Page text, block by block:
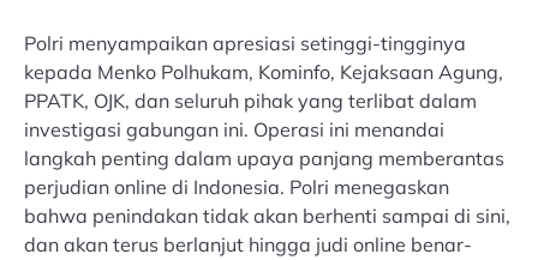
Polri menyampaikan apresiasi setinggi-tingginya
kepada Menko Polhukam, Kominfo, Kejaksaan Agung,
PPATK, OJK, dan seluruh pihak yang terlibat dalam
investigasi gabungan ini. Operasi ini menandai
langkah penting dalam upaya panjang memberantas
perjudian online di Indonesia. Polri menegaskan
bahwa penindakan tidak akan berhenti sampai di sini,
dan akan terus berlanjut hingga judi online benar-